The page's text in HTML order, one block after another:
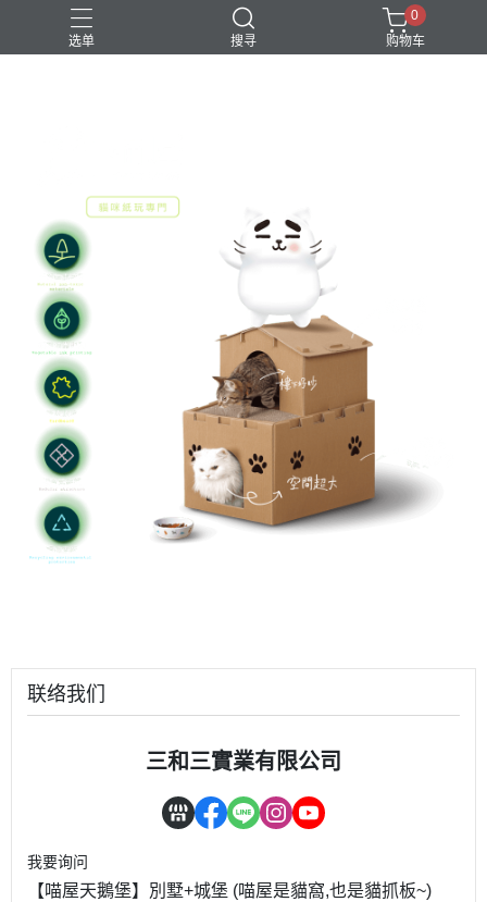
选单 搜寻
0
购物车
联络我们
三和三實業有限公司
我要询问
【喵屋天鵝堡】別墅+城堡 (喵屋是貓窩,也是貓抓板~)